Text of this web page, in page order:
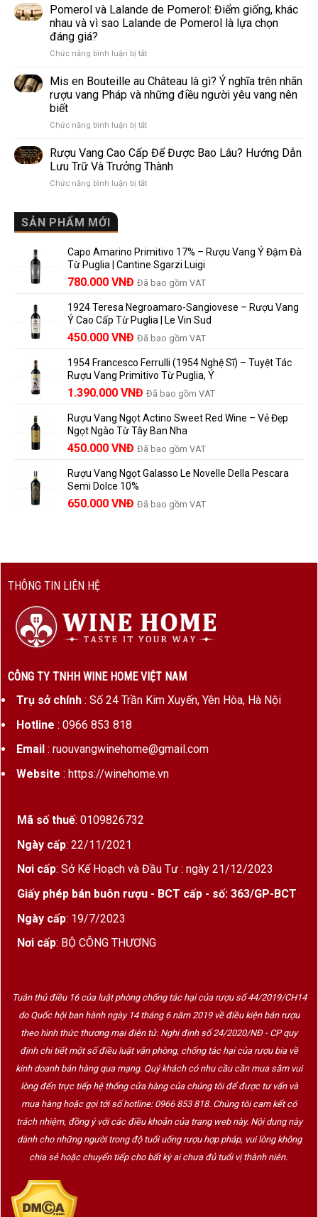
vang
phổ
thế
Và
Sparkling
Wine
Nhau
Thế
Nào?
So
Dễ
Hiểu
Người
Pomerol và Lalande de Pomerol: Điểm giống, khác
nhau và vì sao Lalande de Pomerol là lựa chọn
đáng giá?
Chức năng bình luận bị tắtở
và
Lalande
de
Điểm
khác
nhau
vì
lựa
chọn
đáng
Mis en Bouteille au Château là gì? Ý nghĩa trên nhãn
rượu vang Pháp và những điều người yêu vang nên
biết
Chức năng bình luận bị tắtở
en
Bouteille
au
Château
nhãn
rượu
vang
và
những
người
vang
nên
biết
Rượu Vang Cao Cấp Để Được Bao Lâu? Hướng Dẫn
Lưu Trữ Và Trưởng Thành
Chức năng bình luận bị tắtở
Được
Bao
Lâu?
Dẫn
Lưu
Trữ
Và
Thành
SẢN PHẨM MỚI
Capo Amarino Primitivo 17% – Rượu Vang Ý Đậm Đà
Từ Puglia | Cantine Sgarzi Luigi
Giá
là:
858.000 VNĐ.
780.000 VNĐ Giá
tại
là:
780.000 VNĐ.
Đã bao gồm VAT
1924 Teresa Negroamaro-Sangiovese – Rượu Vang
Ý Cao Cấp Từ Puglia | Le Vin Sud
Giá
là:
495.000 VNĐ.
450.000 VNĐ Giá
tại
là:
450.000 VNĐ.
Đã bao gồm VAT
1954 Francesco Ferrulli (1954 Nghệ Sĩ) – Tuyệt Tác
Rượu Vang Primitivo Từ Puglia, Ý
Giá
là:
1.529.000 VNĐ.
1.390.000 VNĐ Giá
tại
là:
1.390.000 VNĐ.
Đã bao gồm VAT
Rượu Vang Ngọt Actino Sweet Red Wine – Vẻ Đẹp
Ngọt Ngào Từ Tây Ban Nha
450.000 VNĐ Đã bao gồm VAT
Rượu Vang Ngọt Galasso Le Novelle Della Pescara
Semi Dolce 10%
650.000 VNĐ Đã bao gồm VAT
THÔNG TIN LIÊN HỆ
CÔNG TY TNHH WINE HOME VIỆT NAM
Trụ sở chính: Số 24 Trần Kim Xuyến, Yên Hòa, Hà Nội
Hotline : 0966 853 818
Email : ruouvangwinehome@gmail.com
Website : https://winehome.vn
Mã số thuế: 0109826732
Ngày cấp: 22/11/2021
Nơi cấp: Sở Kế Hoạch và Đầu Tư : ngày 21/12/2023
Giấy phép bán buôn rượu - BCT cấp - số: 363/GP-BCT
Ngày cấp: 19/7/2023
Nơi cấp: BỘ CÔNG THƯƠNG
Tuân thủ điều 16 của luật phòng chống tác hại của rượu số 44/2019/CH14
do Quốc hội ban hành ngày 14 tháng 6 năm 2019 về điều kiện bán rượu
theo hình thức thương mại điện tử. Nghị định số 24/2020/NĐ - CP quy
định chi tiết một số điều luật văn phòng, chống tác hại của rượu bia về
kinh doanh bán hàng qua mạng. Quý khách có nhu cầu cần mua sắm vui
lòng đến trực tiếp hệ thống cửa hàng của chúng tôi để được tư vấn và
mua hàng hoặc gọi tới số hotline: 0966 853 818. Chúng tôi cam kết có
trách nhiệm, đồng ý với các điều khoản của trang web này. Nội dung này
dành cho những người trong độ tuổi uống rượu hợp pháp, vui lòng không
chia sẻ hoặc chuyển tiếp cho bất kỳ ai chưa đủ tuổi vị thành niên.